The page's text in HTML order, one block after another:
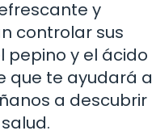
y
controlar sus
pepino y el ácido
que te ayudará a
a descubrir